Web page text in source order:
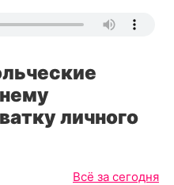
личного
Всё за сегодня